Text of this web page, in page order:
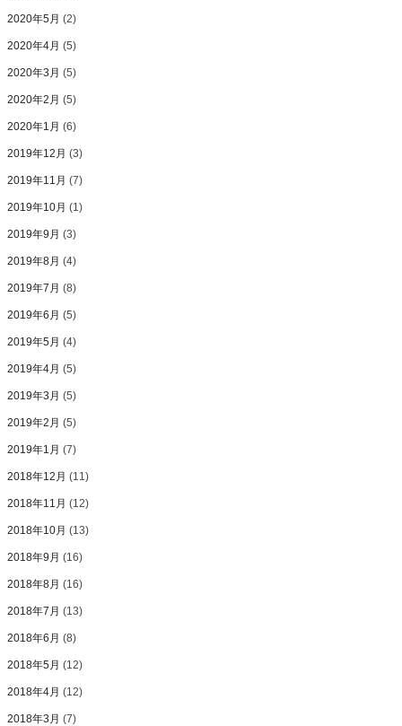
2020年5月 (2)
2020年4月 (5)
2020年3月 (5)
2020年2月 (5)
2020年1月 (6)
2019年12月 (3)
2019年11月 (7)
2019年10月 (1)
2019年9月 (3)
2019年8月 (4)
2019年7月 (8)
2019年6月 (5)
2019年5月 (4)
2019年4月 (5)
2019年3月 (5)
2019年2月 (5)
2019年1月 (7)
2018年12月 (11)
2018年11月 (12)
2018年10月 (13)
2018年9月 (16)
2018年8月 (16)
2018年7月 (13)
2018年6月 (8)
2018年5月 (12)
2018年4月 (12)
2018年3月 (7)